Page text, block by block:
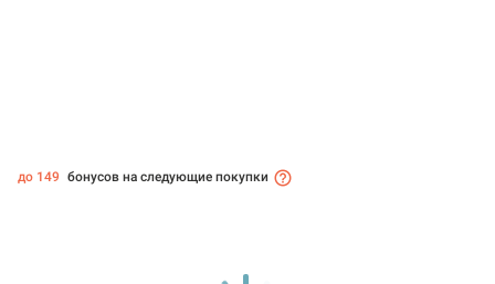
до 149 бонусов на следующие покупки